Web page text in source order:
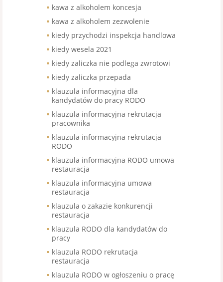
kawa z alkoholem koncesja
kawa z alkoholem zezwolenie
kiedy przychodzi inspekcja handlowa
kiedy wesela 2021
kiedy zaliczka nie podlega zwrotowi
kiedy zaliczka przepada
klauzula informacyjna dla
kandydatów do pracy RODO
klauzula informacyjna rekrutacja
pracownika
klauzula informacyjna rekrutacja
RODO
klauzula informacyjna RODO umowa
restauracja
klauzula informacyjna umowa
restauracja
klauzula o zakazie konkurencji
restauracja
klauzula RODO dla kandydatów do
pracy
klauzula RODO rekrutacja
restauracja
klauzula RODO w ogłoszeniu o pracę